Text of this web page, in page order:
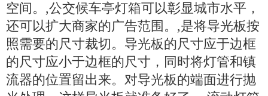
空间。,公交候车亭灯箱可以彰显城市水平，
还可以扩大商家的广告范围。,是将导光板按
照需要的尺寸裁切。导光板的尺寸应于边框
的尺寸应小于边框的尺寸，同时将灯管和镇
流器的位置留出来。对导光板的端面进行抛